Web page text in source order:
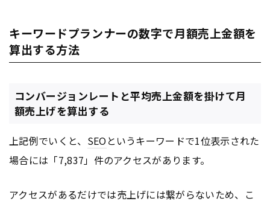
キーワードプランナーの数字で月額売上金額を
算出する方法
コンバージョンレートと平均売上金額を掛けて月
額売上げを算出する
上記例でいくと、 SEO というキーワードで1位表示された
場合には「7,837」件のアクセスがあります。
アクセスがあるだけでは売上げには繋がらないため、こ